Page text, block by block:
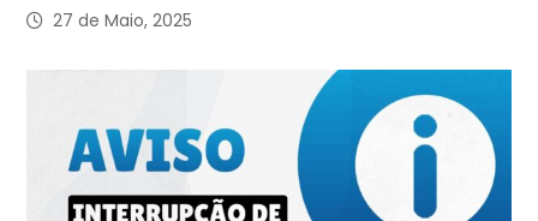
27 de Maio, 2025